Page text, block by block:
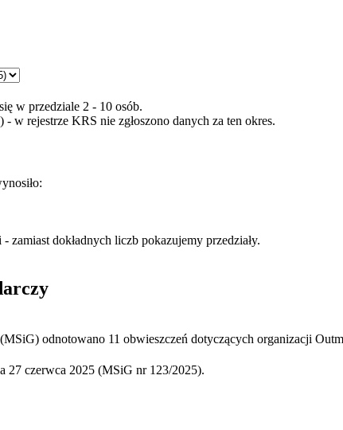
w przedziale 2 - 10 osób.
w rejestrze KRS nie zgłoszono danych za ten okres.
zamiast dokładnych liczb pokazujemy przedziały.
odnotowano 11 obwieszczeń dotyczących organizacji
27 czerwca 2025 (MSiG nr 123/2025).